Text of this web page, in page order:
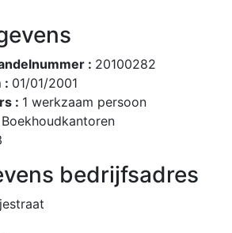
: 20100282
: 01/01/2001
: 1 werkzaam persoon
Boekhoudkantoren
bedrijfsadres